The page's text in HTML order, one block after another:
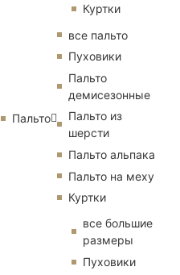
Куртки
Пальто
все пальто
Пуховики
Пальто
демисезонные
Пальто из
шерсти
Пальто альпака
Пальто на меху
Куртки
все большие
размеры
Пуховики